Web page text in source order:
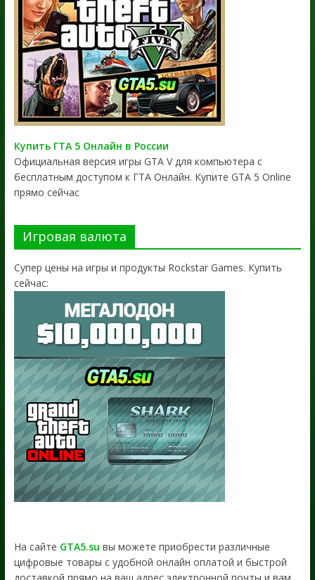
Купить ГТА 5 Онлайн в России
Официальная версия игры GTA V для компьютера с
бесплатным доступом к ГТА Онлайн. Купите GTA 5 Online
прямо сейчас
Игровая валюта
Супер цены на игры и продукты Rockstar Games. Купить
сейчас:
На сайте GTA5.su вы можете приобрести различные
цифровые товары с удобной онлайн оплатой и быстрой